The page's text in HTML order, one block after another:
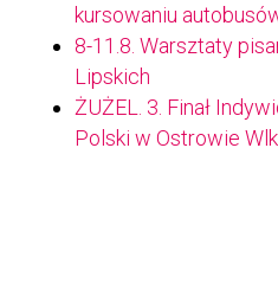
kursowaniu
8-11.8. Warsztaty
Lipskich
ŻUŻEL. 3. Finał
Polski w Ostrowie